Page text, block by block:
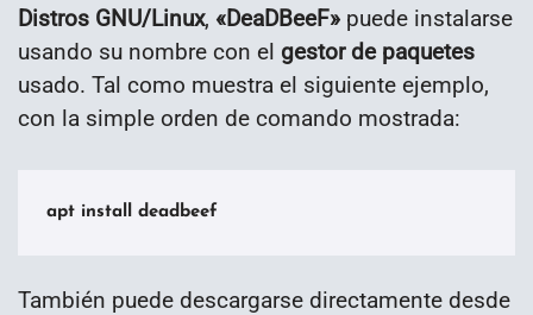
Distros GNU/Linux, «DeaDBeeF» puede instalarse
usando su nombre con el gestor de paquetes
usado. Tal como muestra el siguiente ejemplo,
con la simple orden de comando mostrada:
apt install deadbeef
También puede descargarse directamente desde